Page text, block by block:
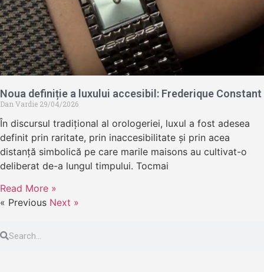
Noua definiție a luxului accesibil: Frederique Constant
Dan Vardie 29/04/2026
În discursul tradițional al orologeriei, luxul a fost adesea
definit prin raritate, prin inaccesibilitate și prin acea
distanță simbolică pe care marile maisons au cultivat-o
deliberat de-a lungul timpului. Tocmai
Read More »
« Previous Next »